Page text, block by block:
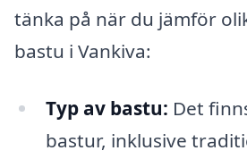
tänka på när du jämför
bastu i Vankiva:
Typ av bastu: Det
bastur, inklusive